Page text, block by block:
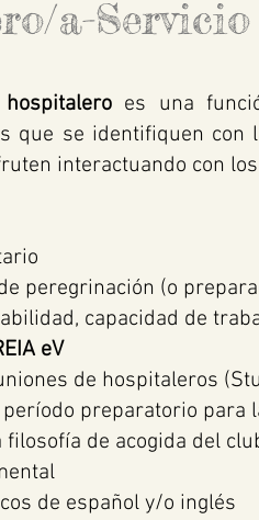
a-Servicio
es una
que se identifiquen
interactuando con
peregrinación (o
capacidad de
eV
de hospitaleros
preparatorio para
de acogida del
de español y/o inglés